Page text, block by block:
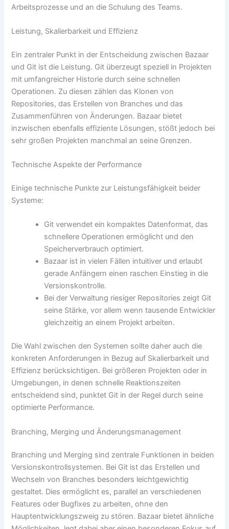
Arbeitsprozesse und an die Schulung des Teams.
Leistung, Skalierbarkeit und Effizienz
Ein zentraler Punkt in der Entscheidung zwischen Bazaar
und Git ist die Leistung. Git überzeugt speziell in Projekten
mit umfangreicher Historie durch seine schnellen
Operationen. Zu diesen zählen das Klonen von
Repositories, das Erstellen von Branches und das
Zusammenführen von Änderungen. Bazaar bietet
inzwischen ebenfalls effiziente Lösungen, stößt jedoch bei
sehr großen Projekten manchmal an seine Grenzen.
Technische Aspekte der Performance
Einige technische Punkte zur Leistungsfähigkeit beider
Systeme:
Git verwendet ein kompaktes Datenformat, das
schnellere Operationen ermöglicht und den
Speicherverbrauch optimiert.
Bazaar ist in vielen Fällen intuitiver und erlaubt
gerade Anfängern einen raschen Einstieg in die
Versionskontrolle.
Bei der Verwaltung riesiger Repositories zeigt Git
seine Stärke, vor allem wenn tausende Entwickler
gleichzeitig an einem Projekt arbeiten.
Die Wahl zwischen den Systemen sollte daher auch die
konkreten Anforderungen in Bezug auf Skalierbarkeit und
Effizienz berücksichtigen. Bei größeren Projekten oder in
Umgebungen, in denen schnelle Reaktionszeiten
entscheidend sind, punktet Git in der Regel durch seine
optimierte Performance.
Branching, Merging und Änderungsmanagement
Branching und Merging sind zentrale Funktionen in beiden
Versionskontrollsystemen. Bei Git ist das Erstellen und
Wechseln von Branches besonders leichtgewichtig
gestaltet. Dies ermöglicht es, parallel an verschiedenen
Features oder Bugfixes zu arbeiten, ohne den
Hauptentwicklungszweig zu stören. Bazaar bietet ähnliche